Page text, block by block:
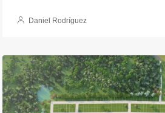
Daniel Rodríguez